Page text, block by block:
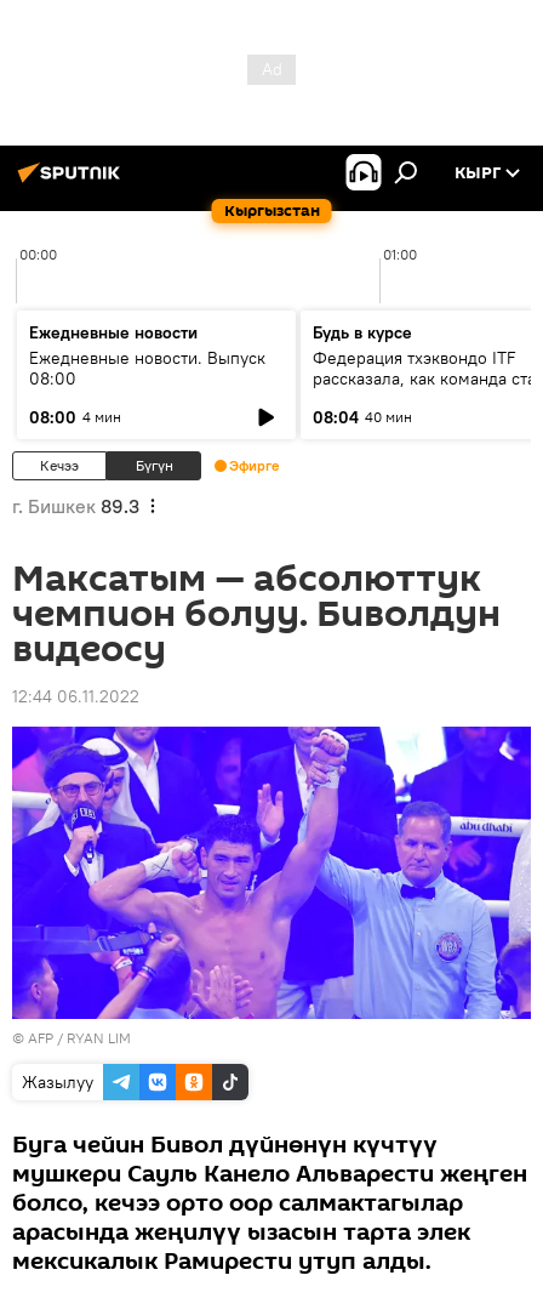
Кыргызстан
КЫРГ
00:00 01:00
Ежедневные новости
Ежедневные новости. Выпуск
08:00
08:00 4 мин
Будь в курсе
Федерация тхэквондо ITF
рассказала, как команда
08:04 40 мин
Кечээ Бүгүн Эфирге
г. Бишкек 89.3
Максатым — абсолюттук
чемпион болуу. Биволдун
видеосу
12:44 06.11.2022
© AFP / RYAN LIM
Жазылуу
Буга чейин Бивол дүйнөнүн күчтүү
мушкери Сауль Канело Альварести жеңген
болсо, кечээ орто оор салмактагылар
арасында жеңилүү ызасын тарта элек
мексикалык Рамирести утуп алды.